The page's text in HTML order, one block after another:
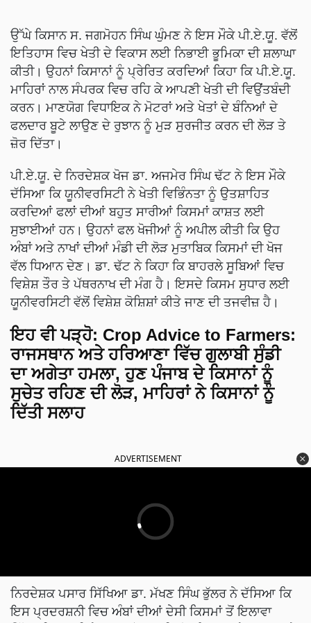
ਉੱਘੇ ਕਿਸਾਨ ਸ. ਜਗਮੋਹਨ ਸਿੰਘ ਘੁੰਮਣ ਨੇ ਇਸ ਮੌਕੇ ਪੀ.ਏ.ਯੂ. ਵੱਲੋਂ
ਇਤਿਹਾਸ ਵਿਚ ਖੇਤੀ ਦੇ ਵਿਕਾਸ ਲਈ ਨਿਭਾਈ ਭੂਮਿਕਾ ਦੀ ਸ਼ਲਾਘਾ
ਕੀਤੀ। ਉਹਨਾਂ ਕਿਸਾਨਾਂ ਨੂੰ ਪ੍ਰੇਰਿਤ ਕਰਦਿਆਂ ਕਿਹਾ ਕਿ ਪੀ.ਏ.ਯੂ.
ਮਾਹਿਰਾਂ ਨਾਲ ਸੰਪਰਕ ਵਿਚ ਰਹਿ ਕੇ ਆਪਣੀ ਖੇਤੀ ਦੀ ਵਿਉਂਤਬੰਦੀ
ਕਰਨ। ਮਾਣਯੋਗ ਵਿਧਾਇਕ ਨੇ ਮੋਟਰਾਂ ਅਤੇ ਖੇਤਾਂ ਦੇ ਬੰਨਿਆਂ ਦੇ
ਫਲਦਾਰ ਬੂਟੇ ਲਾਉਣ ਦੇ ਰੁਝਾਨ ਨੂੰ ਮੁੜ ਸੁਰਜੀਤ ਕਰਨ ਦੀ ਲੋੜ ਤੇ
ਜ਼ੋਰ ਦਿੱਤਾ।
ਪੀ.ਏ.ਯੂ. ਦੇ ਨਿਰਦੇਸ਼ਕ ਖੋਜ ਡਾ. ਅਜਮੇਰ ਸਿੰਘ ਢੱਟ ਨੇ ਇਸ ਮੌਕੇ
ਦੱਸਿਆ ਕਿ ਯੂਨੀਵਰਸਿਟੀ ਨੇ ਖੇਤੀ ਵਿਭਿੰਨਤਾ ਨੂੰ ਉਤਸ਼ਾਹਿਤ
ਕਰਦਿਆਂ ਫਲਾਂ ਦੀਆਂ ਬਹੁਤ ਸਾਰੀਆਂ ਕਿਸਮਾਂ ਕਾਸ਼ਤ ਲਈ
ਸੁਝਾਈਆਂ ਹਨ। ਉਹਨਾਂ ਫਲ ਖੋਜੀਆਂ ਨੂੰ ਅਪੀਲ ਕੀਤੀ ਕਿ ਉਹ
ਅੰਬਾਂ ਅਤੇ ਨਾਖਾਂ ਦੀਆਂ ਮੰਡੀ ਦੀ ਲੋੜ ਮੁਤਾਬਿਕ ਕਿਸਮਾਂ ਦੀ ਖੋਜ
ਵੱਲ ਧਿਆਨ ਦੇਣ। ਡਾ. ਢੱਟ ਨੇ ਕਿਹਾ ਕਿ ਬਾਹਰਲੇ ਸੂਬਿਆਂ ਵਿਚ
ਵਿਸ਼ੇਸ਼ ਤੌਰ ਤੇ ਪੱਥਰਨਾਖ ਦੀ ਮੰਗ ਹੈ। ਇਸਦੇ ਕਿਸਮ ਸੁਧਾਰ ਲਈ
ਯੂਨੀਵਰਸਿਟੀ ਵੱਲੋਂ ਵਿਸ਼ੇਸ਼ ਕੋਸ਼ਿਸ਼ਾਂ ਕੀਤੇ ਜਾਣ ਦੀ ਤਜਵੀਜ਼ ਹੈ।
ਇਹ ਵੀ ਪੜ੍ਹੋ: Crop Advice to Farmers:
ਰਾਜਸਥਾਨ ਅਤੇ ਹਰਿਆਣਾ ਵਿੱਚ ਗੁਲਾਬੀ ਸੁੰਡੀ
ਦਾ ਅਗੇਤਾ ਹਮਲਾ, ਹੁਣ ਪੰਜਾਬ ਦੇ ਕਿਸਾਨਾਂ ਨੂੰ
ਸੁਚੇਤ ਰਹਿਣ ਦੀ ਲੋੜ, ਮਾਹਿਰਾਂ ਨੇ ਕਿਸਾਨਾਂ ਨੂੰ
ਦਿੱਤੀ ਸਲਾਹ
ਇਸ ਪ੍ਰਦਰਸ਼ਨੀ ਵਿਚ ਅੰਬਾਂ ਦੀਆਂ ਦੇਸੀ ਕਿਸਮਾਂ ਤੋਂ ਇਲਾਵਾ
ਉੱਨਤ ਕਿਸਮਾਂ ਜਿਵੇਂ ਅਲਫਾਜ਼ੋਂ, ਦੁਸਹਿਰੀ, ਲੰਗੜਾ ਅਤੇ ਚੂਪਣ ਵਾਲੇ